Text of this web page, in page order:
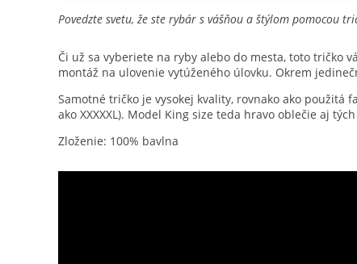
Povedzte svetu, že ste rybár s vášňou a štýlom pomocou
Či už sa vyberiete na ryby alebo do mesta, toto tričko
montáž na ulovenie vytúženého úlovku. Okrem
Samotné tričko je vysokej kvality, rovnako ako použitá
ako XXXXXL). Model King size teda hravo oblečie aj
Zloženie: 100% bavlna